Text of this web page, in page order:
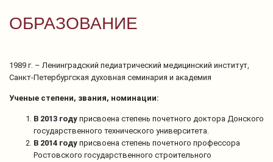
ОБРАЗОВАНИЕ
1989 г. – Ленинградский педиатрический медицинский институт,
Санкт-Петербургская духовная семинария и академия
Ученые степени, звания, номинации:
В 2013 году присвоена степень почетного доктора Донского
государственного технического университета.
В 2014 году присвоена степень почетного профессора
Ростовского государственного строительного